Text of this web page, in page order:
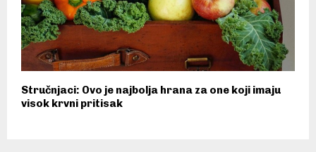
Stručnjaci: Ovo je najbolja hrana za one koji imaju
visok krvni pritisak